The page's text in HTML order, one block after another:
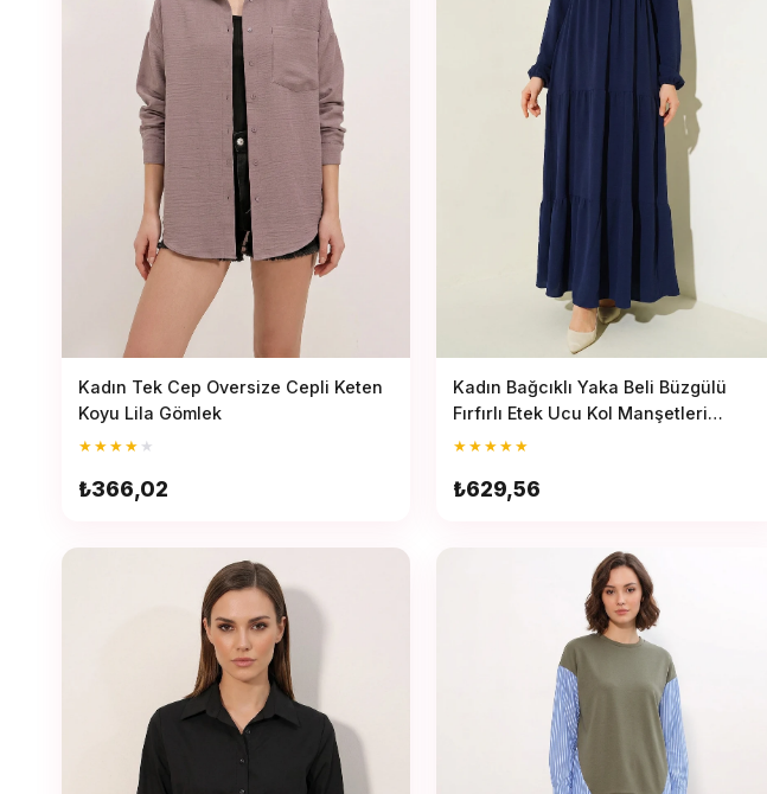
Kadın Tek Cep Oversize Cepli Keten
Koyu Lila Gömlek
★★★★ ★
₺366,02
Kadın Bağcıklı Yaka Beli Büzgülü
Fırfırlı Etek Ucu Kol Manşetleri
Lacivert Tesettür Elbise
★★★★★
₺629,56